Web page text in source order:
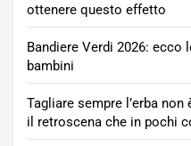
ottenere questo effetto
Bandiere Verdi 2026: ecco
bambini
Tagliare sempre l’erba
il retroscena che in pochi